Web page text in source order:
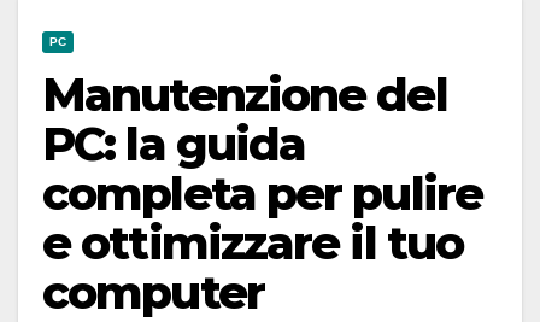
PC
Manutenzione del
PC: la guida
completa per pulire
e ottimizzare il tuo
computer